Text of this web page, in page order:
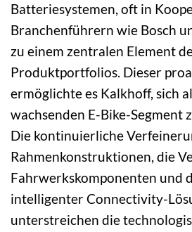
Batteriesystemen, oft in
Branchenführern wie Bosch
zu einem zentralen Element
Produktportfolios. Dieser
ermöglichte es Kalkhoff, sich
wachsenden E-Bike-Segment
Die kontinuierliche
Rahmenkonstruktionen, die
Fahrwerkskomponenten und
intelligenter Connectivity-
unterstreichen die